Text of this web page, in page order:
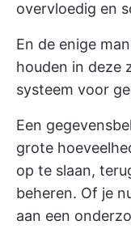
overvloedig en
En de enige
houden in deze
systeem voor
Een
grote
op te slaan,
beheren. Of je
aan een